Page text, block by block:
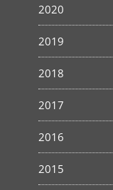
2020
2019
2018
2017
2016
2015